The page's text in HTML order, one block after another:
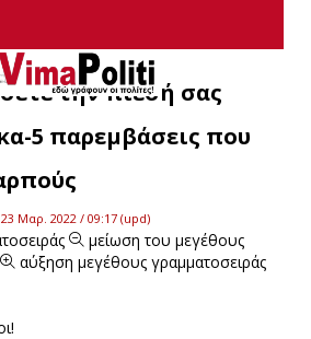
την πίεσή σας
5 παρεμβάσεις που
23 Μαρ. 2022 / 09:17 (upd)
μείωση του μεγέθους
αύξηση μεγέθους γραμματοσειράς